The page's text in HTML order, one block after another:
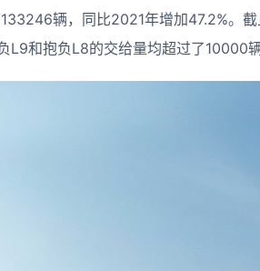
辆，同比2021年增加47.2%。
L9和抱负L8的交给量均超过了10000辆